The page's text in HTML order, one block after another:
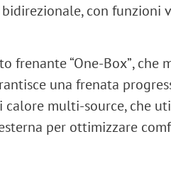
, con funzioni
frenante “One-Box”, che
una frenata
calore multi-source, che
per ottimizzare